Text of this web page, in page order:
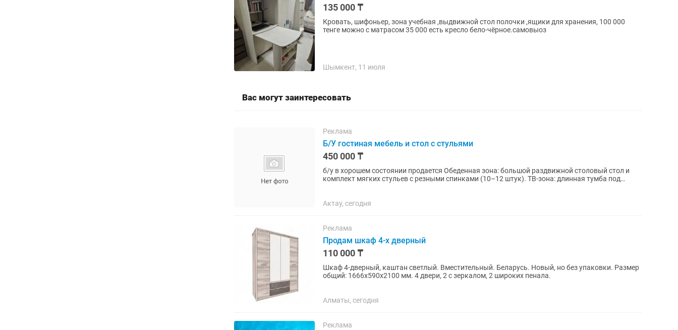
135 000 ₸
Кровать, шифоньер, зона учебная ,выдвижной стол полочки ,ящики для хранения, 100 000
тенге можно с матрасом 35 000 есть кресло бело-чёрное.самовыоз
Шымкент, 11 июля
Вас могут заинтересовать
Реклама
Б/У гостиная мебель и стол с стульями
450 000 ₸
б/у в хорошем состоянии продается Обеденная зона: большой раздвижной столовый стол и
комплект мягких стульев с резными спинками (10–12 штук). ТВ-зона: длинная тумба под
Актау, сегодня
Реклама
Продам шкаф 4-х дверный
110 000 ₸
Шкаф 4-дверный, каштан светлый. Вместительный. Беларусь. Новый, но без упаковки. Размер
общий: 1666х590х2100 мм. 4 двери, 2 с зеркалом, 2 широких пенала.
Алматы, сегодня
Реклама